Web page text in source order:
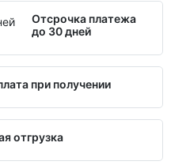
Отсрочка платежа
до 30 дней
при получении
отгрузка